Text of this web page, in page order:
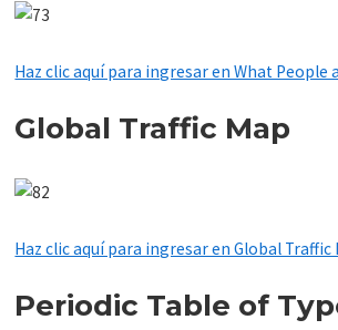
Haz clic aquí para ingresar en What People
Global Traffic Map
Haz clic aquí para ingresar en Global Traffic
Periodic Table of